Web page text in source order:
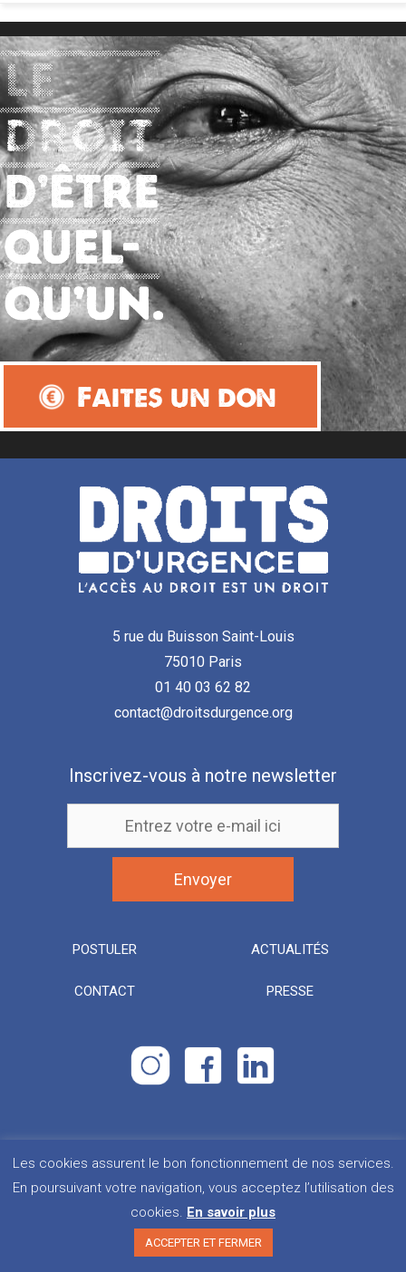
Faites un don
5 rue du Buisson Saint-Louis
75010 Paris
01 40 03 62 82
contact@droitsdurgence.org
Inscrivez-vous à notre newsletter
POSTULER ACTUALITÉS
CONTACT PRESSE
Droits d’urgence. Tous droits réservés. Plan du site
Politique de confidentialité Mentions légales
Les cookies assurent le bon fonctionnement de nos services.
En poursuivant votre navigation, vous acceptez l’utilisation des
cookies. En savoir plus
ACCEPTER ET FERMER